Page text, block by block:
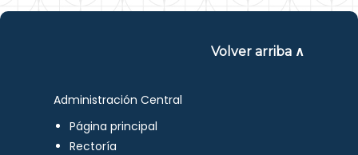
Volver arriba ∧
Administración Central
Página principal
Rectoría